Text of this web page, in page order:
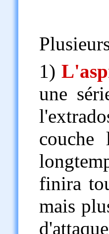
1)
une
finira
mais